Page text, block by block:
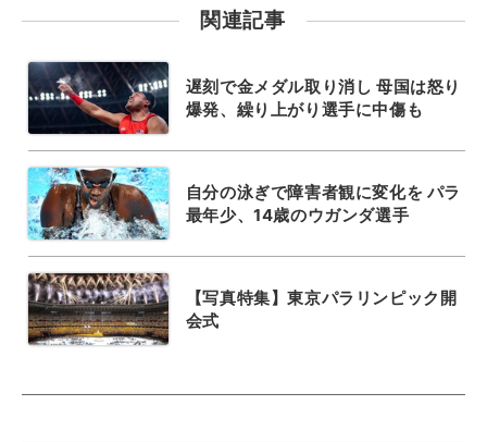
関連記事
遅刻で金メダル取り消し 母国は怒り
爆発、繰り上がり選手に中傷も
自分の泳ぎで障害者観に変化を パラ
最年少、14歳のウガンダ選手
【写真特集】東京パラリンピック開
会式